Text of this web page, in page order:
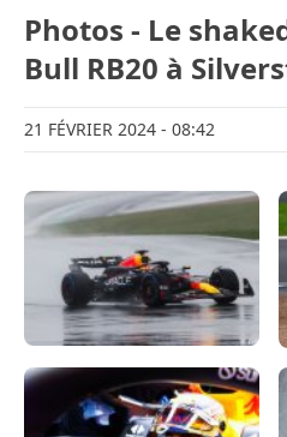
Photos - Le
Bull RB20 à
21 FÉVRIER 2024 - 08:42